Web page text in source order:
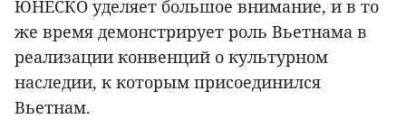
ЮНЕСКО уделяет большое внимание, и в то
же время демонстрирует роль Вьетнама в
реализации конвенций о культурном
наследии, к которым присоединился
Вьетнам.